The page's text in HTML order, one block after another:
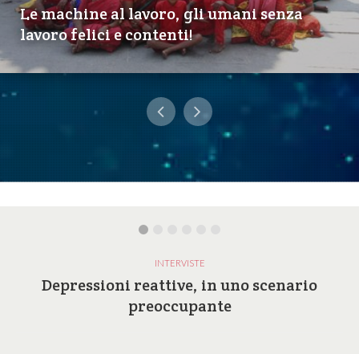
Le machine al lavoro, gli umani senza
lavoro felici e contenti!
INTERVISTE
Depressioni reattive, in uno scenario
preoccupante